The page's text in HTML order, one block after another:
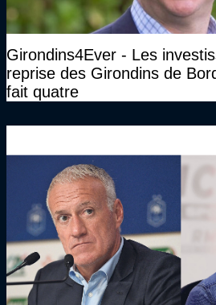
Girondins4Ever - Les
reprise des Girondins de
fait quatre